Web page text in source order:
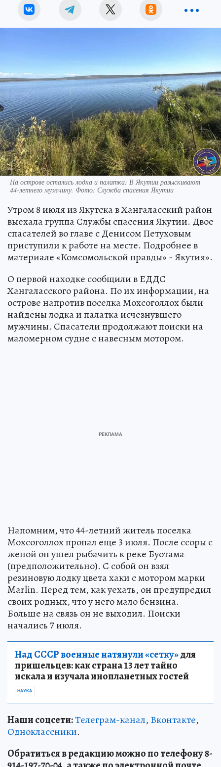
На острове остались лодка и палатка: В Якутии разыскивают
44-летнего мужчину. Фото: Служба спасения Якутии
Утром 8 июля из Якутска в Хангаласский район
выехала группа Службы спасения Якутии. Двое
спасателей во главе с Денисом Петуховым
приступили к работе на месте. Подробнее в
материале «Комсомольской правды» - Якутия».
О первой находке сообщили в ЕДДС
Хангаласского района. По их информации, на
острове напротив поселка Мохсоголлох были
найдены лодка и палатка исчезнувшего
мужчины. Спасатели продолжают поиски на
маломерном судне с навесным мотором.
Напомним, что 44-летний житель поселка
Мохсоголлох пропал еще 3 июля. После ссоры с
женой он ушел рыбачить к реке Буотама
(предположительно). С собой он взял
резиновую лодку цвета хаки с мотором марки
Marlin. Перед тем, как уехать, он предупредил
своих родных, что у него мало бензина.
Больше на связь он не выходил. Поиски
начались 7 июля.
Над СССР военные натянули «сетку»для
пришельцев: как страна 13 лет тайно
искала и изучала инопланетных гостей
НАУКА
Наши соцсети:Телеграм-канал, Вконтакте,
Одноклассники.
Обратиться в редакцию можно по телефону 8-